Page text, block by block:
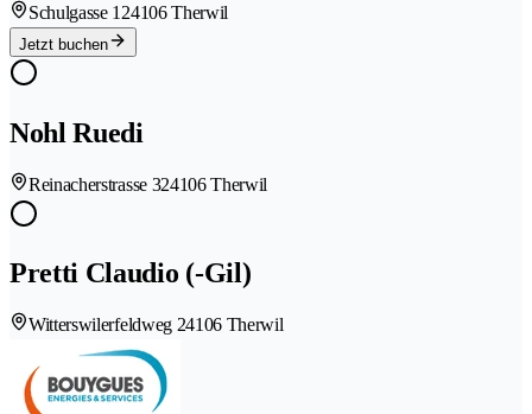
Schulgasse 124106 Therwil
Jetzt buchen
Nohl Ruedi
Reinacherstrasse 324106 Therwil
Pretti Claudio (-Gil)
Witterswilerfeldweg 24106 Therwil